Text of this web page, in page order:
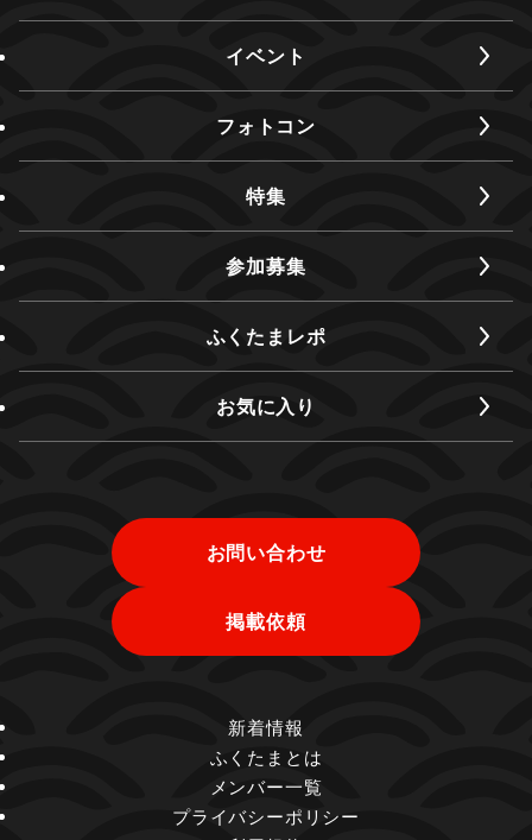
イベント
フォトコン
特集
参加募集
ふくたまレポ
お気に入り
お問い合わせ
掲載依頼
新着情報
ふくたまとは
メンバー一覧
プライバシーポリシー